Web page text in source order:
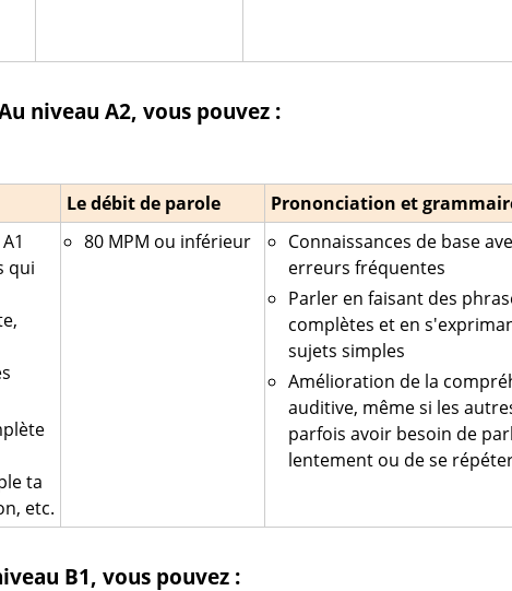
niveau A2, vous pouvez :
Le débit de parole Prononciation et
qui
ta
etc.
80 MPM ou inférieur
Connaissances de base
erreurs fréquentes
Parler en faisant des
complètes et en
sujets simples
Amélioration de la
auditive, même si les
parfois avoir besoin de
lentement ou de se
B1, vous pouvez :